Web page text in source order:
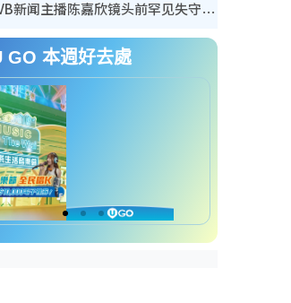
TVB新闻主播陈嘉欣镜头前罕见失守！遭林超英一句话突袭吓坏当场大笑
GO 本週好去處